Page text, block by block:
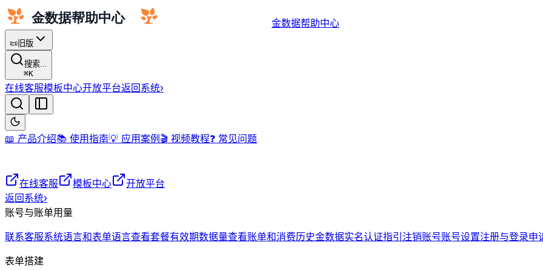
金数据帮助中心
📜 旧版
搜索...
⌘K
在线客服模板中心开放平台返回系统›
📖 产品介绍📚 使用指南💡 应用案例 🎬 视频教程❓ 常见问题
在线客服 模板中心
开放平台
返回系统›
账号与账单用量
联系客服系统语言和表单语言查看套餐有效期数据量查看账单和消费历史金数据实名认证指引 注销账号账号设置注册与登录申
表单搭建